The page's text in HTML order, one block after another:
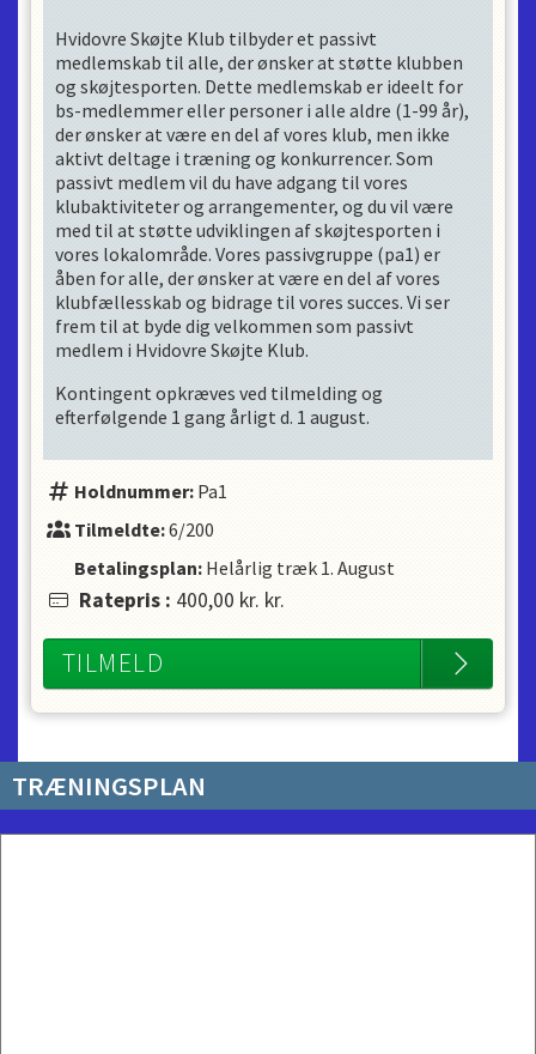
Hvidovre Skøjte Klub tilbyder et passivt
medlemskab til alle, der ønsker at støtte klubben
og skøjtesporten. Dette medlemskab er ideelt for
bs-medlemmer eller personer i alle aldre (1-99 år),
der ønsker at være en del af vores klub, men ikke
aktivt deltage i træning og konkurrencer. Som
passivt medlem vil du have adgang til vores
klubaktiviteter og arrangementer, og du vil være
med til at støtte udviklingen af skøjtesporten i
vores lokalområde. Vores passivgruppe (pa1) er
åben for alle, der ønsker at være en del af vores
klubfællesskab og bidrage til vores succes. Vi ser
frem til at byde dig velkommen som passivt
medlem i Hvidovre Skøjte Klub.
Kontingent opkræves ved tilmelding og
efterfølgende 1 gang årligt d. 1 august.
Holdnummer: Pa1
Tilmeldte:6/200
Betalingsplan: Helårlig træk 1. August
Ratepris : 400,00 kr. kr.
TILMELD
TRÆNINGSPLAN